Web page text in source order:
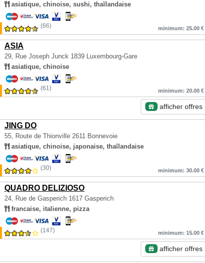
asiatique, chinoise, sushi, thaïlandaise
(66) minimum: 25.00 €
ASIA
29, Rue Joseph Junck 1839 Luxembourg-Gare
asiatique, chinoise
(61) minimum: 20.00 €
afficher offres
JING DO
55, Route de Thionville 2611 Bonnevoie
asiatique, chinoise, japonaise, thaïlandaise
(30) minimum: 30.00 €
QUADRO DELIZIOSO
24, Rue de Gasperich 1617 Gasperich
francaise, italienne, pizza
(147) minimum: 15.00 €
afficher offres